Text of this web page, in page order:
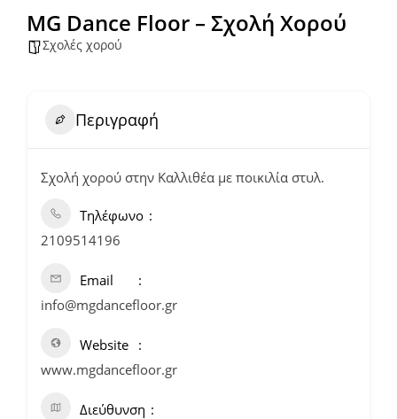
MG Dance Floor – Σχολή Χορού
Σχολές χορού
Περιγραφή
Σχολή χορού στην Καλλιθέα με ποικιλία στυλ.
Τηλέφωνο
2109514196
Email
info@mgdancefloor.gr
Website
www.mgdancefloor.gr
Διεύθυνση